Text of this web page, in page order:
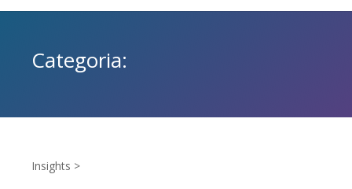
Categoria:
Insights >